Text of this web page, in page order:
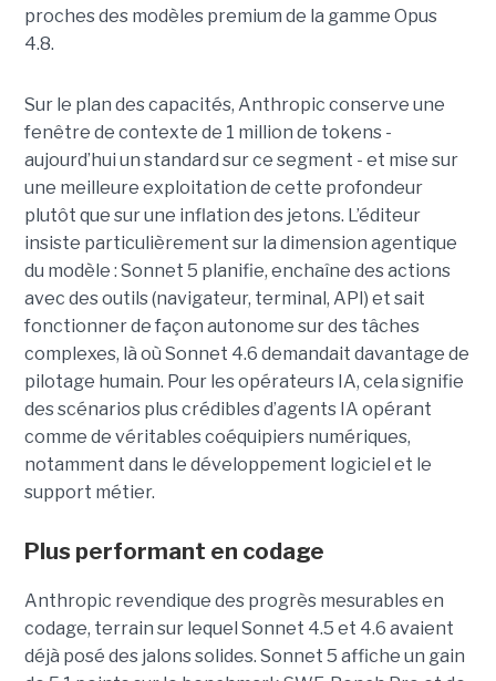
proches des modèles premium de la gamme Opus
4.8.
Sur le plan des capacités, Anthropic conserve une
fenêtre de contexte de 1 million de tokens -
aujourd’hui un standard sur ce segment - et mise sur
une meilleure exploitation de cette profondeur
plutôt que sur une inflation des jetons. L’éditeur
insiste particulièrement sur la dimension agentique
du modèle : Sonnet 5 planifie, enchaîne des actions
avec des outils (navigateur, terminal, API) et sait
fonctionner de façon autonome sur des tâches
complexes, là où Sonnet 4.6 demandait davantage de
pilotage humain. Pour les opérateurs IA, cela signifie
des scénarios plus crédibles d’agents IA opérant
comme de véritables coéquipiers numériques,
notamment dans le développement logiciel et le
support métier.
Plus performant en codage
Anthropic revendique des progrès mesurables en
codage, terrain sur lequel Sonnet 4.5 et 4.6 avaient
déjà posé des jalons solides. Sonnet 5 affiche un gain